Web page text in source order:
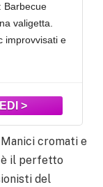
In
combina
di cottura
e
il calore e
cromati e
è il perfetto
del